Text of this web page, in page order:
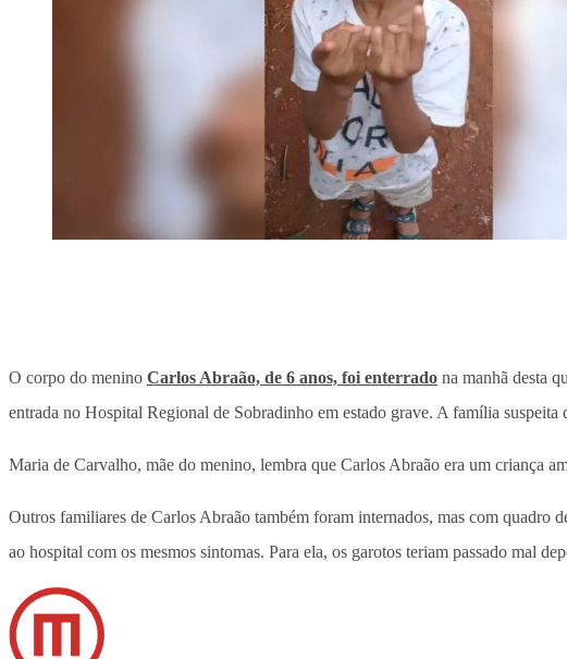
O corpo do menino Carlos Abraão, de 6 anos, foi enterrado na manhã desta
entrada no Hospital Regional de Sobradinho em estado grave. A família suspeita
Maria de Carvalho, mãe do menino, lembra que Carlos Abraão era um criança
Outros familiares de Carlos Abraão também foram internados, mas com quadro
ao hospital com os mesmos sintomas. Para ela, os garotos teriam passado mal